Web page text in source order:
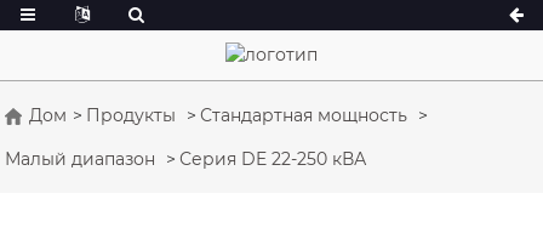
Дом Продукты
Стандартная мощность
Малый диапазон
Серия DE 22-250 кВА
Серия А 16,5-150 кВА